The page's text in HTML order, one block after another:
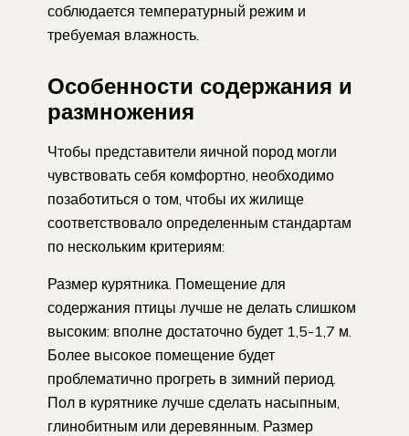
соблюдается температурный режим и
требуемая влажность.
Особенности содержания и
размножения
Чтобы представители яичной пород могли
чувствовать себя комфортно, необходимо
позаботиться о том, чтобы их жилище
соответствовало определенным стандартам
по нескольким критериям:
Размер курятника. Помещение для
содержания птицы лучше не делать слишком
высоким: вполне достаточно будет 1,5-1,7 м.
Более высокое помещение будет
проблематично прогреть в зимний период.
Пол в курятнике лучше сделать насыпным,
глинобитным или деревянным. Размер